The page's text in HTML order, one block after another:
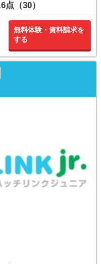
点（30）
無料体験・資料請求を
する